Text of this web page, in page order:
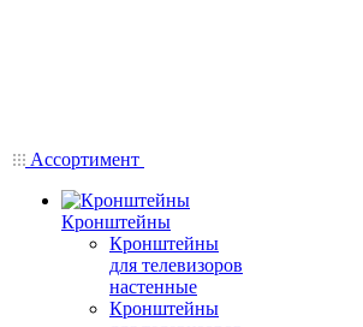
Ассортимент
Кронштейны
Кронштейны
для телевизоров
настенные
Кронштейны